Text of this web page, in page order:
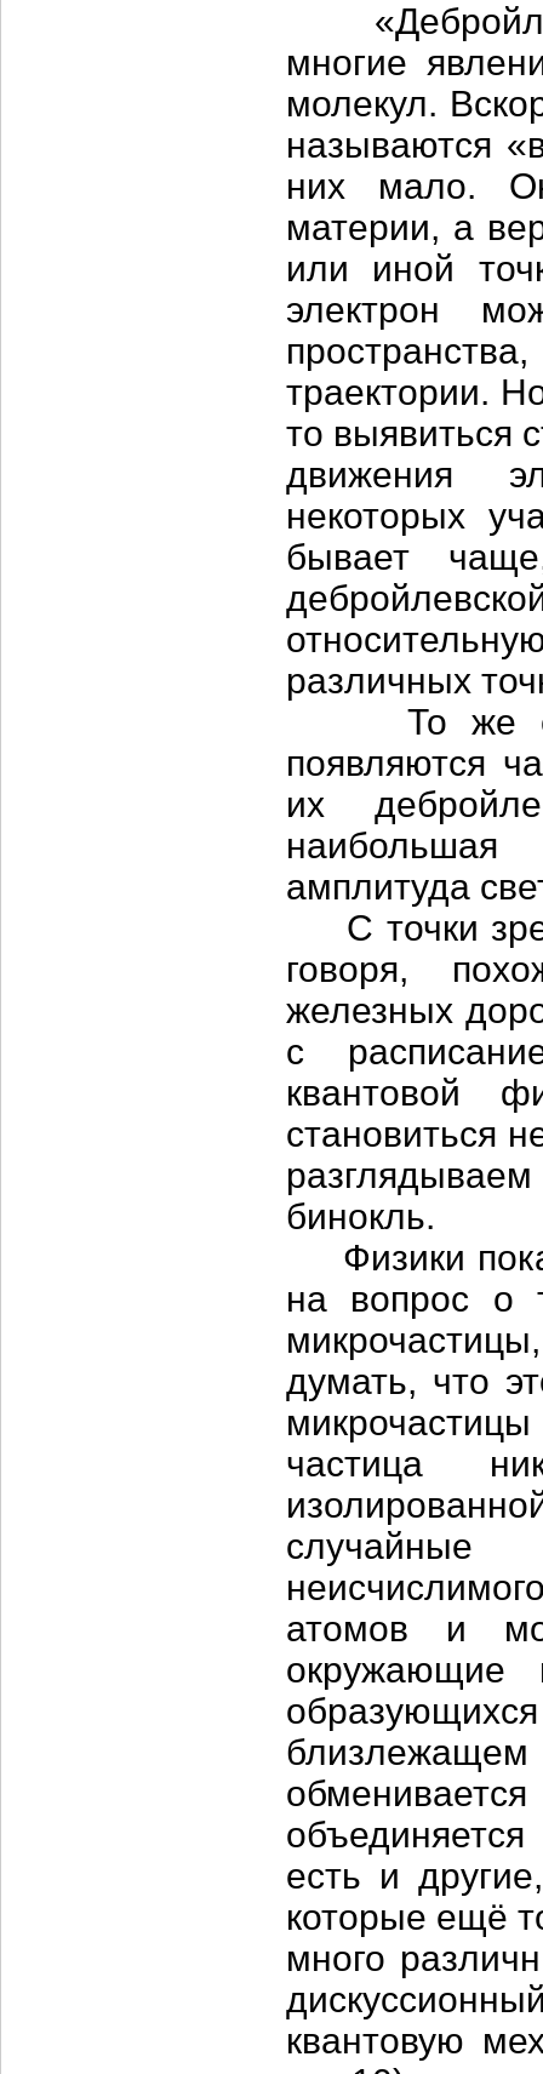
многие
молекул.
называются
них мало.
материи, а
или иной
электрон
траектории.
то выявиться
движения
некоторых
бывает
различных
То же
появляются
их
амплитуда
С точки
говоря,
железных
с
квантовой
становиться
бинокль.
Физики пока
на вопрос о
думать, что
частица
атомов и
окружающие
близлежащем
есть и
которые ещё
много
квантовую